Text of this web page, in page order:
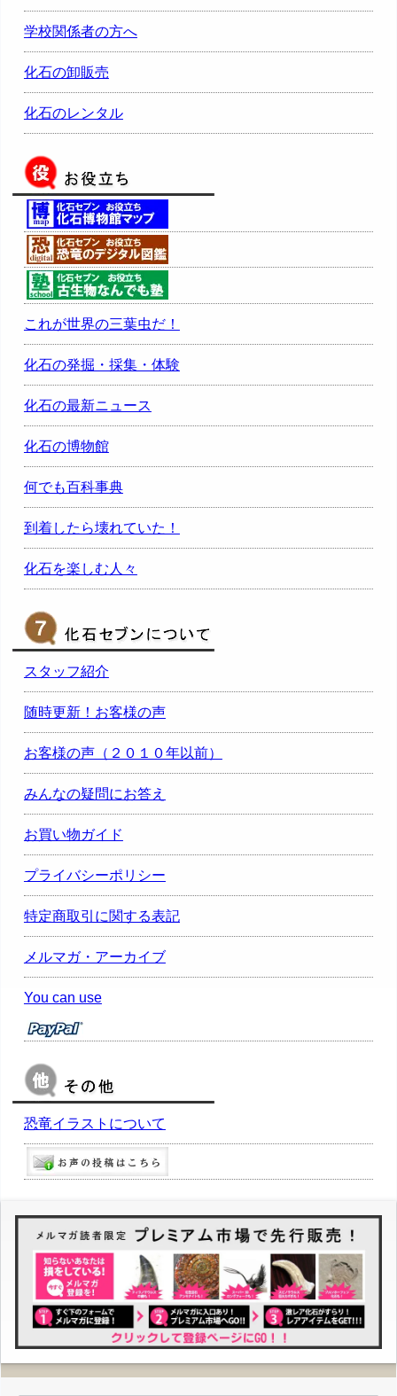
学校関係者の方へ
化石の卸販売
化石のレンタル
これが世界の三葉虫だ！
化石の発掘・採集・体験
化石の最新ニュース
化石の博物館
何でも百科事典
到着したら壊れていた！
化石を楽しむ人々
スタッフ紹介
随時更新！お客様の声
お客様の声（２０１０年以前）
みんなの疑問にお答え
お買い物ガイド
プライバシーポリシー
特定商取引に関する表記
メルマガ・アーカイブ
You can use
恐竜イラストについて